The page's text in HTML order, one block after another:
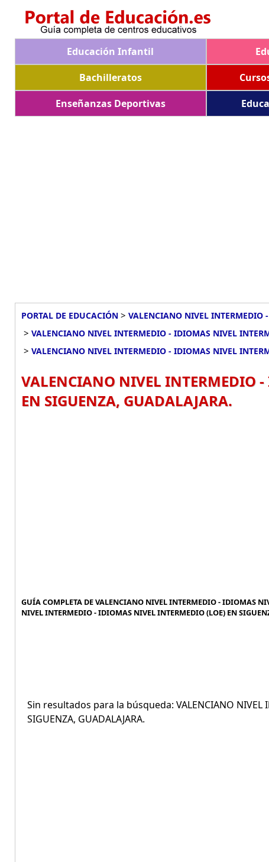
Educación Infantil
Bachilleratos
Enseñanzas Deportivas
PORTAL DE EDUCACIÓN > VALENCIANO NIVEL INTERMEDIO
> VALENCIANO NIVEL INTERMEDIO - IDIOMAS NIVEL
> VALENCIANO NIVEL INTERMEDIO - IDIOMAS NIVEL
VALENCIANO NIVEL INTERMEDIO
EN SIGUENZA, GUADALAJARA.
GUÍA COMPLETA DE VALENCIANO NIVEL INTERMEDIO - IDIOMAS
NIVEL INTERMEDIO - IDIOMAS NIVEL INTERMEDIO (LOE) EN
Sin resultados para la búsqueda: VALENCIANO NIVEL
SIGUENZA, GUADALAJARA.